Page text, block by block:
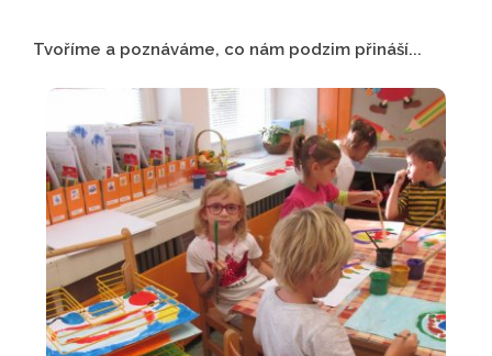
Tvoříme a poznáváme, co nám podzim přináší...